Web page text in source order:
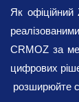
Як
CRMOZ за
цифрових
розширюйте